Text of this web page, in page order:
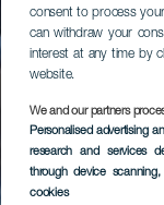
consent to process
can withdraw your
interest at any time by
website.
We and our partners
Personalised advertising
research and services
through device scanning,
cookies